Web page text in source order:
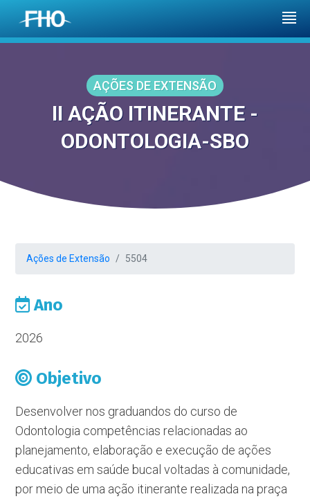
AÇÕES DE EXTENSÃO
II AÇÃO ITINERANTE -
ODONTOLOGIA-SBO
Ações de Extensão 5504
Ano
2026
Objetivo
Desenvolver nos graduandos do curso de
Odontologia competências relacionadas ao
planejamento, elaboração e execução de ações
educativas em saúde bucal voltadas à comunidade,
por meio de uma ação itinerante realizada na praça